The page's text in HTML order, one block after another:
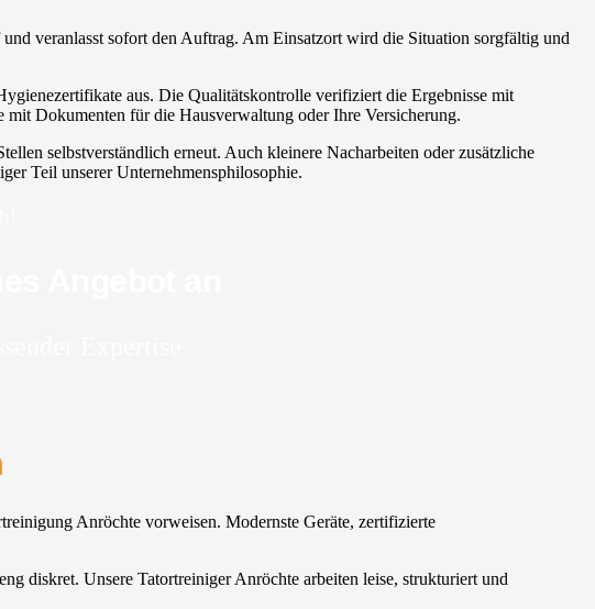
veranlasst sofort den Auftrag. Am Einsatzort wird die Situation sorgfältig und
aus. Die Qualitätskontrolle verifiziert die Ergebnisse mit
Dokumenten für die Hausverwaltung oder Ihre Versicherung.
selbstverständlich erneut. Auch kleinere Nacharbeiten oder zusätzliche
Teil unserer Unternehmensphilosophie.
Anröchte vorweisen. Modernste Geräte, zertifizierte
diskret. Unsere Tatortreiniger Anröchte arbeiten leise, strukturiert und